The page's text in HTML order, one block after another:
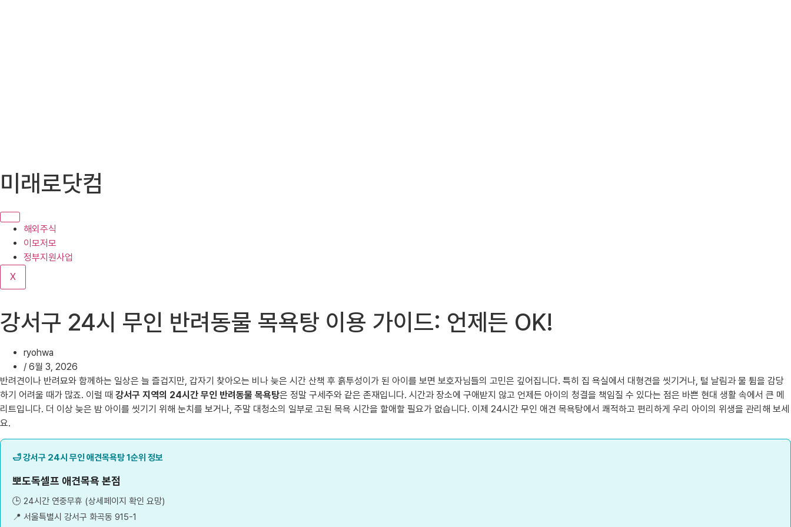
텐
로
기
미래로닷컴
해외주식
이모저모
정부지원사업
X
강서구 24시 무인 반려동물 목욕탕 이용 가이드: 언제든 OK!
ryohwa
/ 6월 3, 2026
반려견이나 반려묘와 함께하는 일상은 늘 즐겁지만, 갑자기 찾아오는 비나 늦은 시간 산책 후 흙투성이가 된 아이를 보면 보호자님들의 고민은 깊어집니다. 특히 집 욕실에서 대형견을 씻기거나, 털 날림과 물 튐을 감당
하기 어려울 때가 많죠. 이럴 때 강서구 지역의 24시간 무인 반려동물 목욕탕은 정말 구세주와 같은 존재입니다. 시간과 장소에 구애받지 않고 언제든 아이의 청결을 책임질 수 있다는 점은 바쁜 현대 생활 속에서 큰 메
리트입니다. 더 이상 늦은 밤 아이를 씻기기 위해 눈치를 보거나, 주말 대청소의 일부로 고된 목욕 시간을 할애할 필요가 없습니다. 이제 24시간 무인 애견 목욕탕에서 쾌적하고 편리하게 우리 아이의 위생을 관리해 보세
요.
🛁 강서구 24시 무인 애견목욕탕 1순위 정보
뽀도독셀프 애견목욕 본점
🕒 24시간 연중무휴 (상세페이지 확인 요망)
📍 서울특별시 강서구 화곡동 915-1